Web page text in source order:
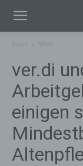
ver.di
einigen